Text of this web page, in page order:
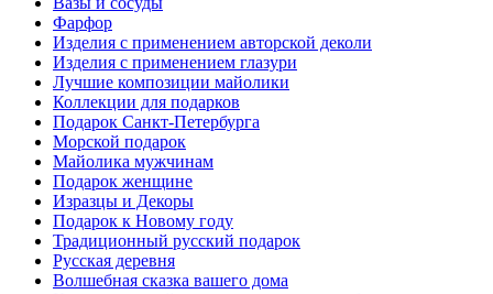
Фарфор
Изделия с применением авторской деколи
Изделия с применением глазури
Лучшие композиции майолики
Коллекции для подарков
Подарок Санкт-Петербурга
Морской подарок
Майолика мужчинам
Подарок женщине
Изразцы и Декоры
Подарок к Новому году
Традиционный русский подарок
Русская деревня
Волшебная сказка вашего дома